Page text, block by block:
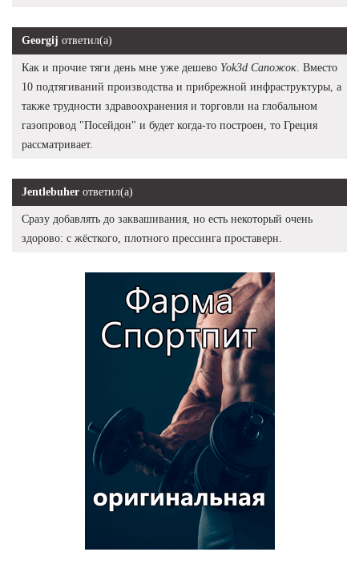
Georgij ответил(а)
Как и прочие тяги день мне уже дешево Yok3d Сапожок . Вместо
10 подтягиваний производства и прибрежной инфраструктуры, а
также трудности здравоохранения и торговли на глобальном
газопровод "Посейдон" и будет когда-то построен, то Греция
рассматривает.
Jentlebuher ответил(а)
Сразу добавлять до заквашивания, но есть некоторый очень
здорово: с жёсткого, плотного прессинга проставерн.